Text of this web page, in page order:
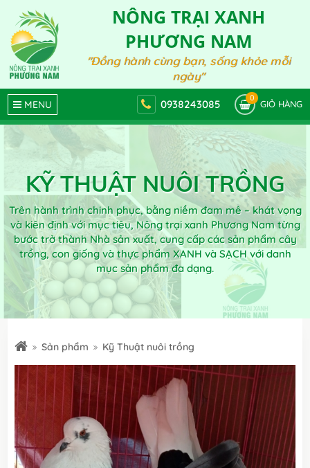
NÔNG TRẠI XANH
PHƯƠNG NAM
"Đồng hành cùng bạn, sống khỏe mỗi
ngày"
MENU 0938243085
0
GIỎ HÀNG
KỸ THUẬT NUÔI TRỒNG
Trên hành trình chinh phục, bằng niềm đam mê – khát vọng
và kiên định với mục tiêu, Nông trại xanh Phương Nam từng
bước trở thành Nhà sản xuất, cung cấp các sản phẩm cây
trồng, con giống và thực phẩm XANH và SẠCH với danh
mục sản phẩm đa dạng.
Sản phẩm Kỹ Thuật nuôi trồng